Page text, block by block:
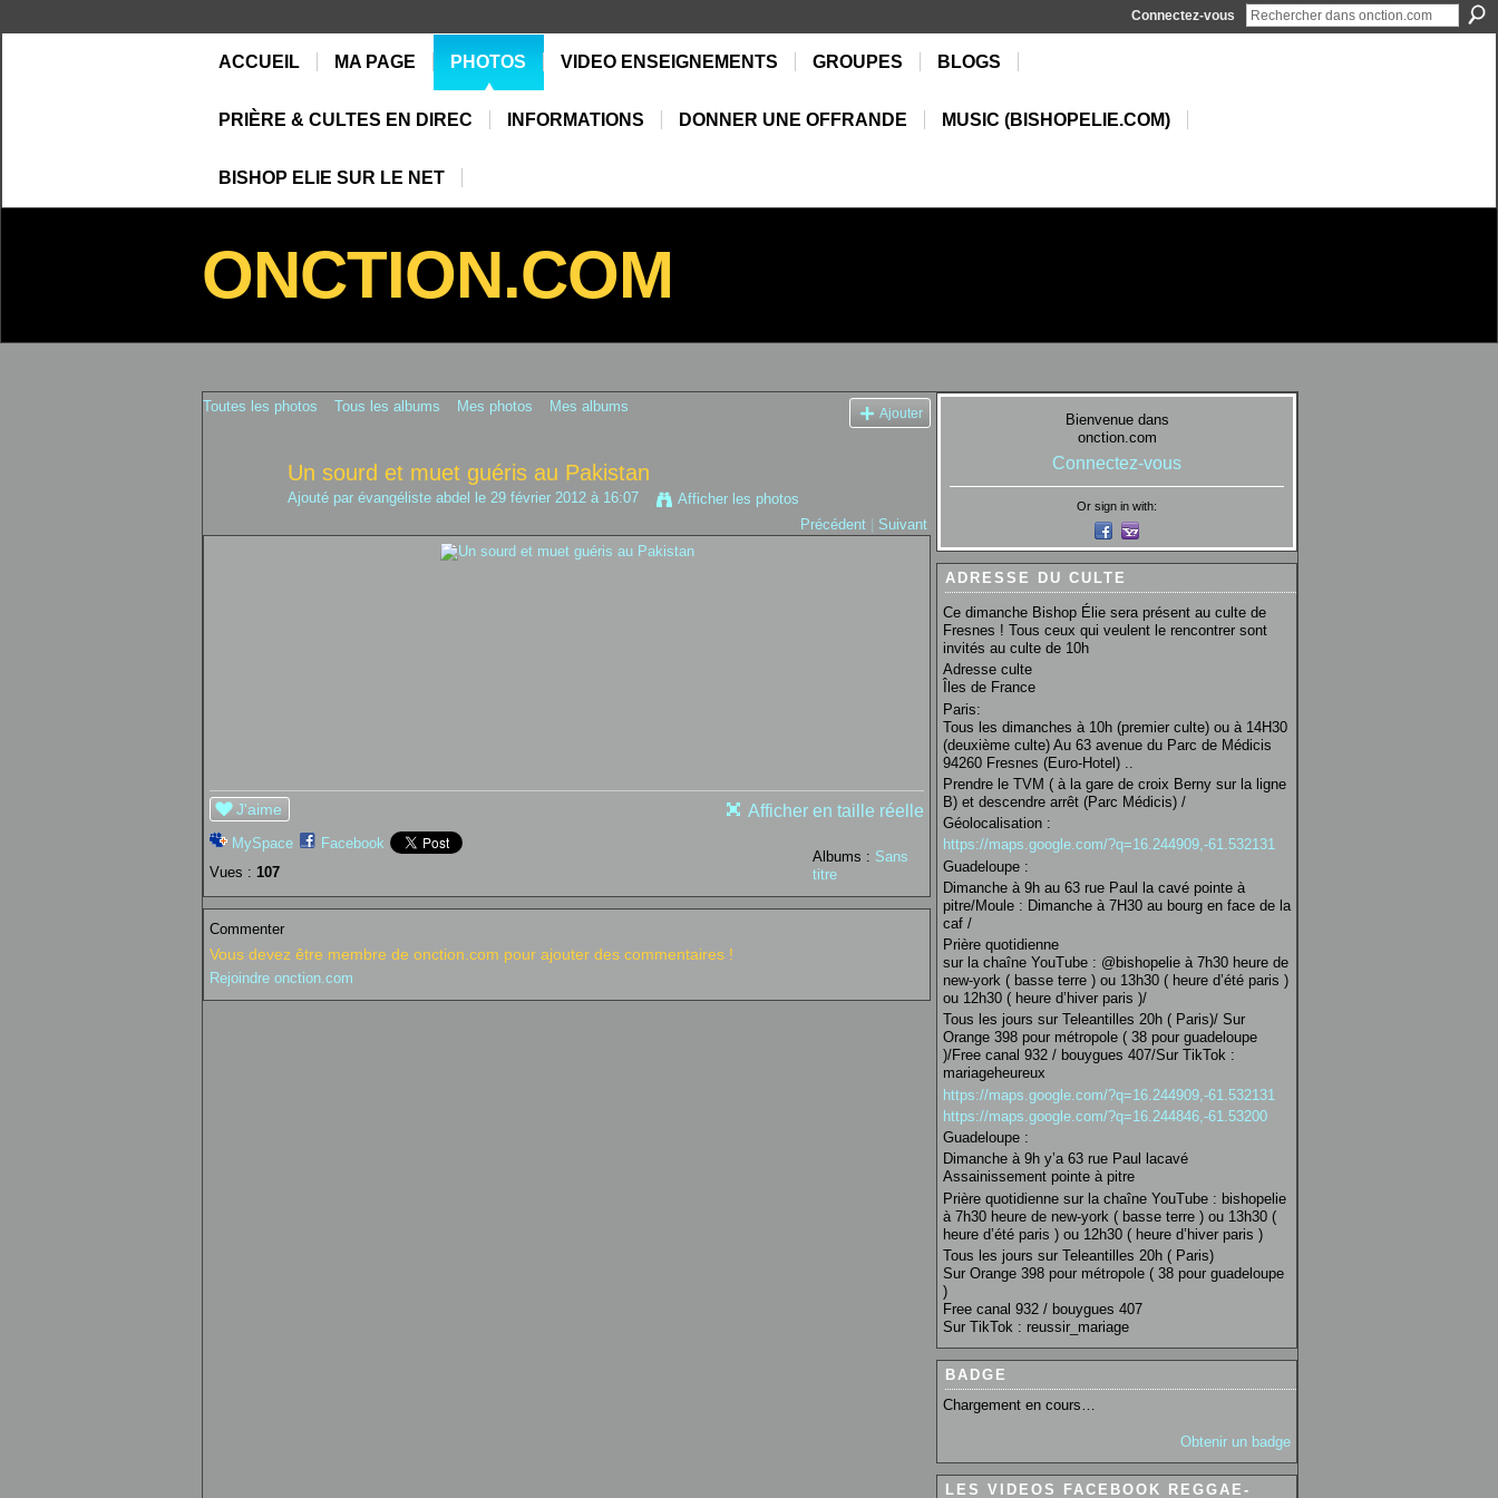
Connectez-vous
ACCUEIL MA PAGE PHOTOS VIDEO ENSEIGNEMENTS GROUPES BLOGS
PRIÈRE & CULTES EN DIREC INFORMATIONS DONNER UNE OFFRANDE MUSIC (BISHOPELIE.COM)
BISHOP ELIE SUR LE NET
ONCTION.COM
Toutes les photos Tous les albums Mes photos Mes albums Ajouter
Un sourd et muet guéris au Pakistan
Ajouté par évangéliste abdel le 29 février 2012 à 16:07
Afficher les photos
Précédent
Suivant
J'aime
MySpace
Facebook
Vues : 107
Afficher en taille réelle
Albums : Sans
titre
Commenter
Vous devez être membre de onction.com pour ajouter des commentaires !
Rejoindre onction.com
Bienvenue dans
onction.com
Connectez-vous
Or sign in with:
ADRESSE DU CULTE
Ce dimanche Bishop Élie sera présent au culte de
Fresnes ! Tous ceux qui veulent le rencontrer sont
invités au culte de 10h
Adresse culte
Îles de France
Paris:
Tous les dimanches à 10h (premier culte) ou à 14H30
(deuxième culte) Au 63 avenue du Parc de Médicis
94260 Fresnes (Euro-Hotel) ..
Prendre le TVM ( à la gare de croix Berny sur la ligne
B) et descendre arrêt (Parc Médicis) /
Géolocalisation :
https://maps.google.com/?q=16.244909,-61.532131
Guadeloupe :
Dimanche à 9h au 63 rue Paul la cavé pointe à
pitre/Moule : Dimanche à 7H30 au bourg en face de la
caf /
Prière quotidienne
sur la chaîne YouTube : @bishopelie à 7h30 heure de
new-york ( basse terre ) ou 13h30 ( heure d’été paris )
ou 12h30 ( heure d’hiver paris )/
Tous les jours sur Teleantilles 20h ( Paris)/ Sur
Orange 398 pour métropole ( 38 pour guadeloupe
)/Free canal 932 / bouygues 407/Sur TikTok :
mariageheureux
https://maps.google.com/?q=16.244909,-61.532131
https://maps.google.com/?q=16.244846,-61.53200
Guadeloupe :
Dimanche à 9h y’a 63 rue Paul lacavé
Assainissement pointe à pitre
Prière quotidienne sur la chaîne YouTube : bishopelie
à 7h30 heure de new-york ( basse terre ) ou 13h30 (
heure d’été paris ) ou 12h30 ( heure d’hiver paris )
Tous les jours sur Teleantilles 20h ( Paris)
Sur Orange 398 pour métropole ( 38 pour guadeloupe
)
Free canal 932 / bouygues 407
Sur TikTok : reussir_mariage
BADGE
Chargement en cours…
Obtenir un badge
LES VIDEOS FACEBOOK REGGAE-